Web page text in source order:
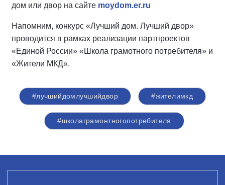
дом или двор на сайте moydom.er.ru
Напомним, конкурс «Лучший дом. Лучший двор»
проводится в рамках реализации партпроектов
«Единой России» «Школа грамотного потребителя» и
«Жители МКД».
#лучшийдомлучшийдвор #жителимкд
#школаграмонтногопотребителя